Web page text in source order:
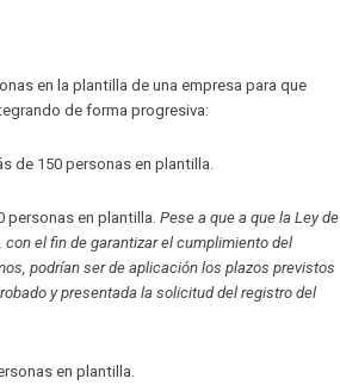
en la plantilla de una empresa para que
de forma progresiva:
de 150 personas en plantilla.
personas en plantilla. Pese a que a que la Ley de
el fin de garantizar el cumplimiento del
podrían ser de aplicación los plazos previstos
y presentada la solicitud del registro del
en plantilla.